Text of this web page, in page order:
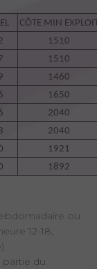
CÔTE MIN
1510
1510
1460
1650
2040
2040
1921
1892
ou
12-18,
partie du